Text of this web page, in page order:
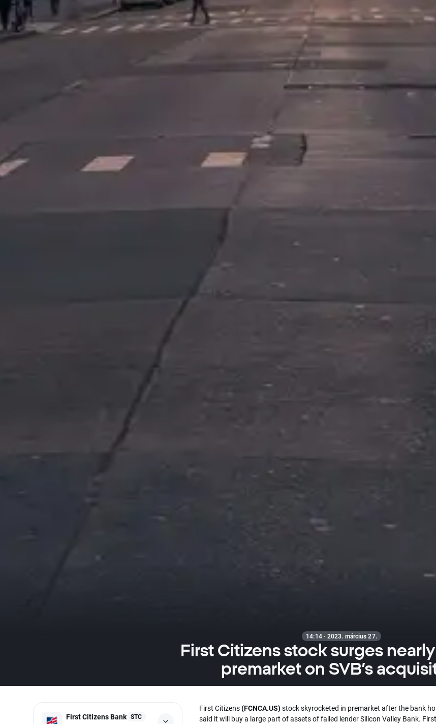
14:14 · 2023. március 27.
First Citizens stock surges nearly
premarket on SVB’s
First Citizens Bank STC
First Citizens(FCNCA.US)stock skyrocketed in premarket after the bank
said it will buy a large part of assets of failed lender Silicon Valley Bank.